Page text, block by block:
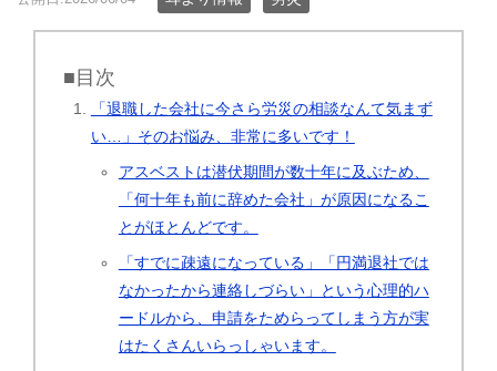
■目次
「退職した会社に今さら労災の相談なんて気まず
い…」そのお悩み、非常に多いです！
アスベストは潜伏期間が数十年に及ぶため、
「何十年も前に辞めた会社」が原因になるこ
とがほとんどです。
「すでに疎遠になっている」「円満退社では
なかったから連絡しづらい」という心理的ハ
ードルから、申請をためらってしまう方が実
はたくさんいらっしゃいます。